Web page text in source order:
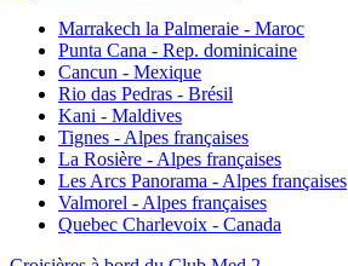
Marrakech la Palmeraie - Maroc
Punta Cana - Rep. dominicaine
Cancun - Mexique
Rio das Pedras - Brésil
Kani - Maldives
Tignes - Alpes françaises
La Rosière - Alpes françaises
Les Arcs Panorama - Alpes françaises
Valmorel - Alpes françaises
Quebec Charlevoix - Canada